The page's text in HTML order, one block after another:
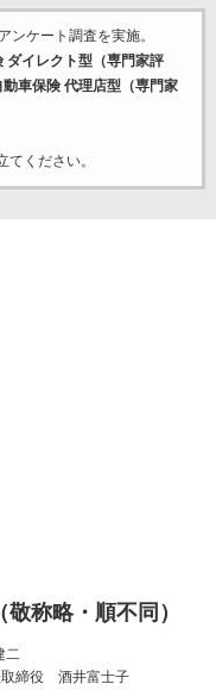
ンケート調査を実施。
ダイレクト型（専門家評
動車保険 代理店型（専門家
ください。
称略・順不同）
二
締役 酒井富士子